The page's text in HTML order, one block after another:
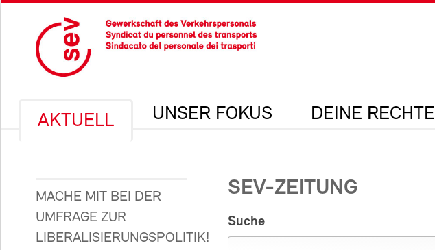
AKTUELL UNSER FOKUS DEINE RECHTE
MACHE MIT BEI DER
UMFRAGE ZUR
LIBERALISIERUNGSPOLITIK!
SEV-ZEITUNG
Suche